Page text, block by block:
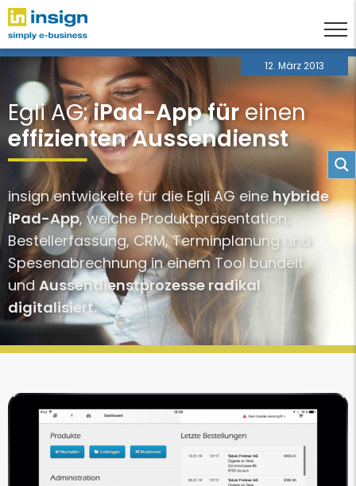
12. März 2013
Egli AG:iPad-App für einen
effizienten Aussendienst
insign entwickelte für die Egli AG einehybride
iPad-App, welche Produktpräsentation,
Bestellerfassung, CRM, Terminplanung und
Spesenabrechnung in einem Tool bündelt
und Aussendienstprozesse radikal
digitalisiert.